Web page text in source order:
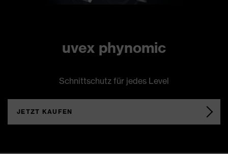
uvex phynomic
Schnittschutz für jedes Level
JETZT KAUFEN